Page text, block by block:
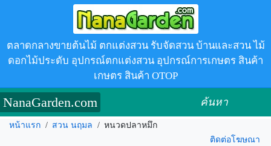
ตลาดกลางขายต้นไม้ ตกแต่งสวน รับจัดสวน บ้านและสวน ไม้
ดอกไม้ประดับ อุปกรณ์ตกแต่งสวน อุปกรณ์การเกษตร สินค้า
เกษตร สินค้า OTOP
NanaGarden.com ค้นหา
หน้าแรก / สวน นฤมล / หนวดปลาหมึก
ติดต่อโฆษณา